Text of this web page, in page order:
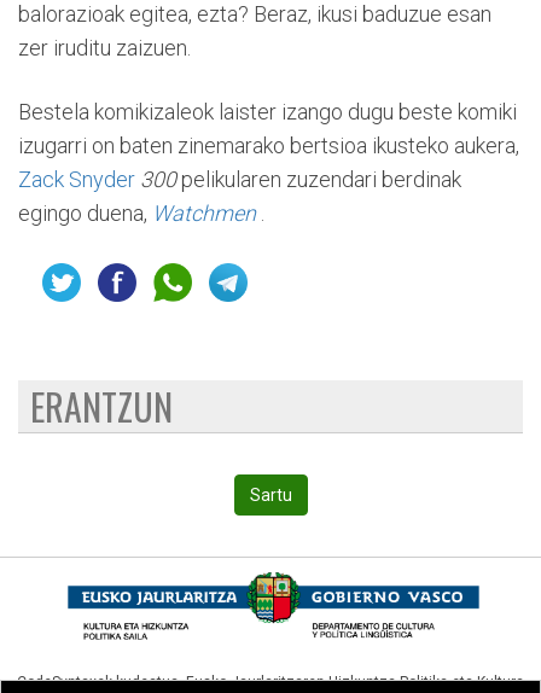
balorazioak egitea, ezta? Beraz, ikusi baduzue esan
zer iruditu zaizuen.
Bestela komikizaleok laister izango dugu beste komiki
izugarri on baten zinemarako bertsioa ikusteko aukera,
Zack Snyder 300pelikularen zuzendari berdinak
egingo duena, Watchmen.
ERANTZUN
Sartu
CodeSyntaxek kudeatua,Eusko Jaurlaritzaren Hizkuntza Politika eta Kultura